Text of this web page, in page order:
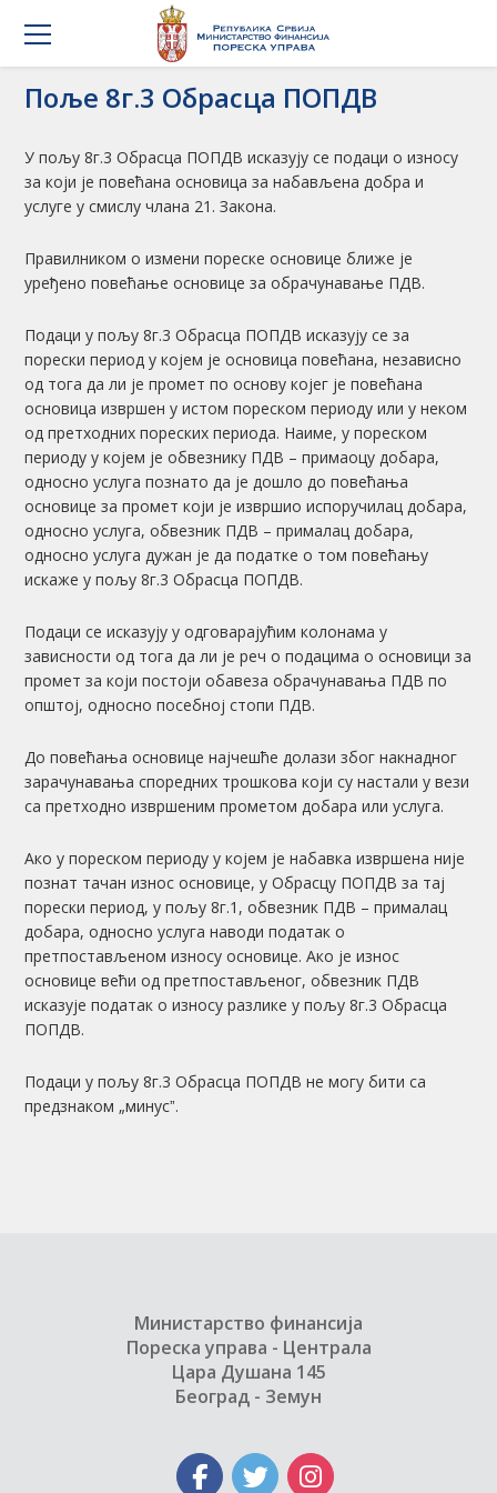
Поље 8г.3 Обрасца ПОПДВ
У пољу 8г.3 Обрасца ПОПДВ исказују се подаци о износу
за који је повећана основица за набављена добра и
услуге у смислу члана 21. Закона.
Правилником о измени пореске основице ближе је
уређено повећање основице за обрачунавање ПДВ.
Подаци у пољу 8г.3 Обрасца ПОПДВ исказују се за
порески период у којем је основица повећана, независно
од тога да ли је промет по основу којег је повећана
основица извршен у истом пореском периоду или у неком
од претходних пореских периода. Наиме, у пореском
периоду у којем је обвезнику ПДВ – примаоцу добара,
односно услуга познато да је дошло до повећања
основице за промет који је извршио испоручилац добара,
односно услуга, обвезник ПДВ – прималац добара,
односно услуга дужан је да податке о том повећању
искаже у пољу 8г.3 Обрасца ПОПДВ.
Подаци се исказују у одговарајућим колонама у
зависности од тога да ли је реч о подацима о основици за
промет за који постоји обавеза обрачунавања ПДВ по
општој, односно посебној стопи ПДВ.
До повећања основице најчешће долази због накнадног
зарачунавања споредних трошкова који су настали у вези
са претходно извршеним прометом добара или услуга.
Ако у пореском периоду у којем је набавка извршена није
познат тачан износ основице, у Обрасцу ПОПДВ за тај
порески период, у пољу 8г.1, обвезник ПДВ – прималац
добара, односно услуга наводи податак о
претпостављеном износу основице. Ако је износ
основице већи од претпостављеног, обвезник ПДВ
исказује податак о износу разлике у пољу 8г.3 Обрасца
ПОПДВ.
Подаци у пољу 8г.3 Обрасца ПОПДВ не могу бити са
предзнаком „минусˮ.
Министарство финансија
Пореска управа - Централа
Цара Душана 145
Београд - Земун